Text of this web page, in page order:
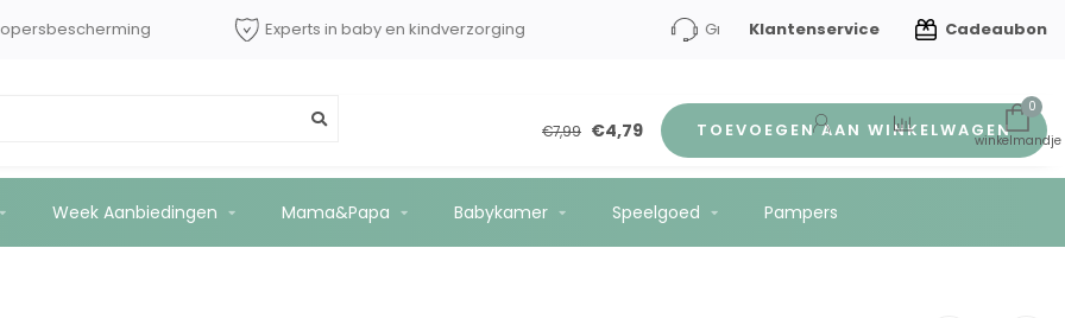
tot €2500 kopersbescherming Experts in baby en kindverzorging Gratis verzending vanaf €75
Klantenservice Cadeaubon
0
Week Aanbiedingen Mama&Papa Babykamer Speelgoed Pampers
€7,99 €4,79 TOEVOEGEN AAN WINKELWAGEN